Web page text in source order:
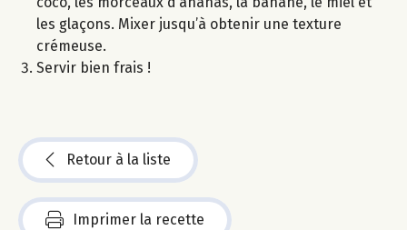
les glaçons. Mixer jusqu’à obtenir une texture
crémeuse.
Servir bien frais !
Retour à la liste
Imprimer la recette